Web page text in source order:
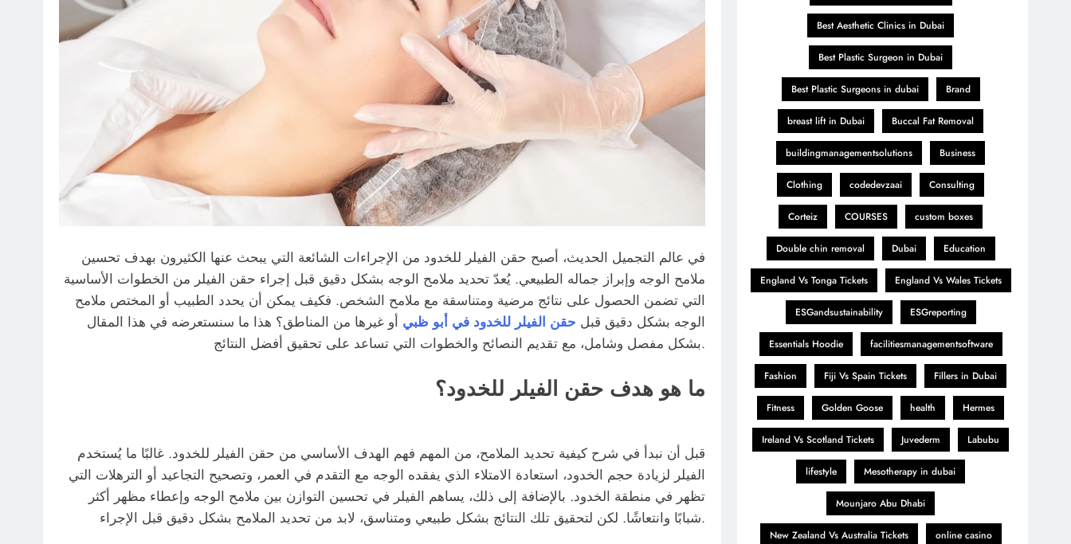
في عالم التجميل الحديث، أصبح حقن الفيلر للخدود من الإجراءات الشائعة التي يبحث عنها الكثيرون بهدف تحسين
ملامح الوجه وإبراز جماله الطبيعي. يُعدّ تحديد ملامح الوجه بشكل دقيق قبل إجراء حقن الفيلر من الخطوات الأساسية
التي تضمن الحصول على نتائج مرضية ومتناسقة مع ملامح الشخص. فكيف يمكن أن يحدد الطبيب أو المختص ملامح
الوجه بشكل دقيق قبل حقن الفيلر للخدود في أبو ظبي أو غيرها من المناطق؟ هذا ما سنستعرضه في هذا المقال
بشكل مفصل وشامل، مع تقديم النصائح والخطوات التي تساعد على تحقيق أفضل النتائج.
ما هو هدف حقن الفيلر للخدود؟
قبل أن نبدأ في شرح كيفية تحديد الملامح، من المهم فهم الهدف الأساسي من حقن الفيلر للخدود. غالبًا ما يُستخدم
الفيلر لزيادة حجم الخدود، استعادة الامتلاء الذي يفقده الوجه مع التقدم في العمر، وتصحيح التجاعيد أو الترهلات التي
تظهر في منطقة الخدود. بالإضافة إلى ذلك، يساهم الفيلر في تحسين التوازن بين ملامح الوجه وإعطاء مظهر أكثر
شبابًا وانتعاشًا. لكن لتحقيق تلك النتائج بشكل طبيعي ومتناسق، لابد من تحديد الملامح بشكل دقيق قبل الإجراء.
Best Aesthetic Clinics in Dubai
Best Plastic Surgeon in Dubai
Best Plastic Surgeons in dubai Brand
breast lift in Dubai Buccal Fat Removal
buildingmanagementsolutions Business
Clothing codedevzaai Consulting
Corteiz COURSES custom boxes
Double chin removal Dubai Education
England Vs Tonga Tickets England Vs Wales Tickets
ESGandsustainability ESGreporting
Essentials Hoodie facilitiesmanagementsoftware
Fashion Fiji Vs Spain Tickets Fillers in Dubai
Fitness Golden Goose health Hermes
Ireland Vs Scotland Tickets Juvederm Labubu
lifestyle Mesotherapy in dubai
Mounjaro Abu Dhabi
New Zealand Vs Australia Tickets online casino